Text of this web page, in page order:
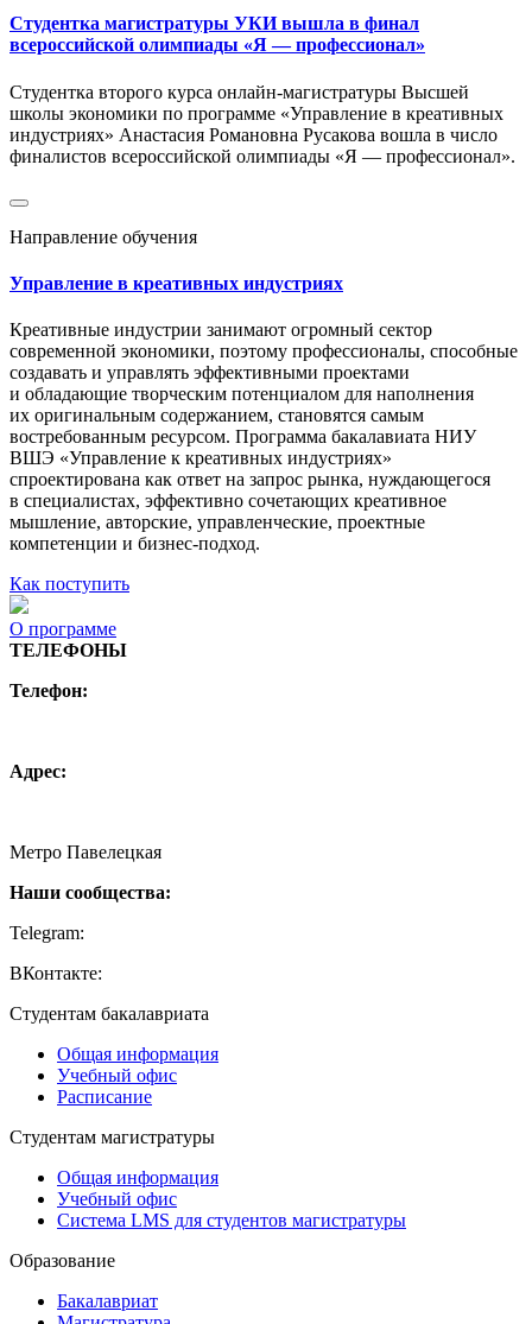
Студентка магистратуры УКИ вышла в финал
всероссийской олимпиады «Я — профессионал»
Студентка второго курса онлайн‑магистратуры Высшей
школы экономики по программе «Управление в креативных
индустриях» Анастасия Романовна Русакова вошла в число
финалистов всероссийской олимпиады «Я — профессионал».
Направление обучения
Управление в креативных индустриях
Креативные индустрии занимают огромный сектор
современной экономики, поэтому профессионалы, способные
создавать и управлять эффективными проектами
и обладающие творческим потенциалом для наполнения
их оригинальным содержанием, становятся самым
востребованным ресурсом. Программа бакалавиата НИУ
ВШЭ «Управление к креативных индустриях»
спроектирована как ответ на запрос рынка, нуждающегося
в специалистах, эффективно сочетающих креативное
мышление, авторские, управленческие, проектные
компетенции и бизнес-подход.
Как поступить
О программе
ТЕЛЕФОНЫ
Телефон:
Адрес:
Метро Павелецкая
Наши сообщества:
Telegram:
ВКонтакте:
Студентам бакалавриата
Общая информация
Учебный офис
Расписание
Студентам магистратуры
Общая информация
Учебный офис
Система LMS для студентов магистратуры
Образование
Бакалавриат